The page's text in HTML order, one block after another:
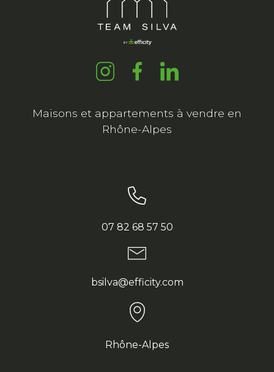
Maisons et appartements à vendre en
Rhône-Alpes
07 82 68 57 50
bsilva@efficity.com
Rhône-Alpes